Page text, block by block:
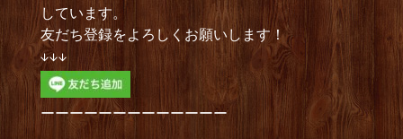
しています。
友だち登録をよろしくお願いします！
↓↓↓
ーーーーーーーーーーーーー